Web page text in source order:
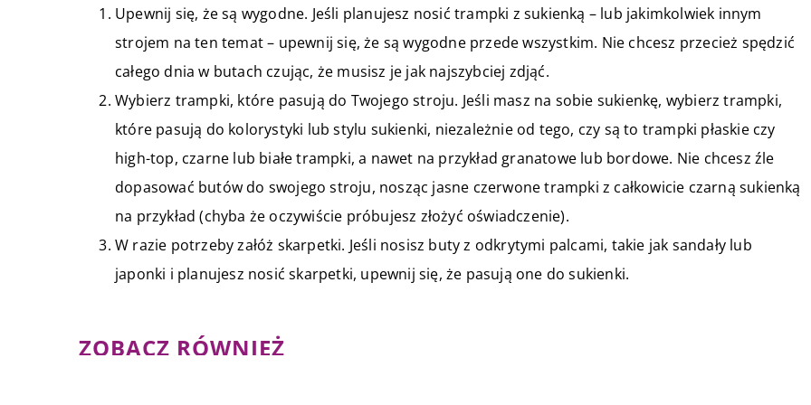
Upewnij się, że są wygodne. Jeśli planujesz nosić trampki z sukienką – lub jakimkolwiek innym
strojem na ten temat – upewnij się, że są wygodne przede wszystkim. Nie chcesz przecież spędzić
całego dnia w butach czując, że musisz je jak najszybciej zdjąć.
Wybierz trampki, które pasują do Twojego stroju. Jeśli masz na sobie sukienkę, wybierz trampki,
które pasują do kolorystyki lub stylu sukienki, niezależnie od tego, czy są to trampki płaskie czy
high-top, czarne lub białe trampki, a nawet na przykład granatowe lub bordowe. Nie chcesz źle
dopasować butów do swojego stroju, nosząc jasne czerwone trampki z całkowicie czarną sukienką
na przykład (chyba że oczywiście próbujesz złożyć oświadczenie).
W razie potrzeby załóż skarpetki. Jeśli nosisz buty z odkrytymi palcami, takie jak sandały lub
japonki i planujesz nosić skarpetki, upewnij się, że pasują one do sukienki.
ZOBACZ RÓWNIEŻ